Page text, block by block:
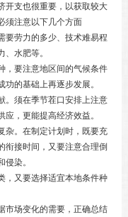
开支也很重要，以获取较大
须注意以下几个方面
劳力的多少、技术难易程
水肥等。
，要注意地区间的气候条件
的基础上再逐步发展。
。须在季节茬口安排上注意
，更能提高经济效益。
杂。在制定计划时，既要充
衔接时间，又要注意合理倒
染。
，又要选择适宜本地条件种
市场变化的需要，正确总结